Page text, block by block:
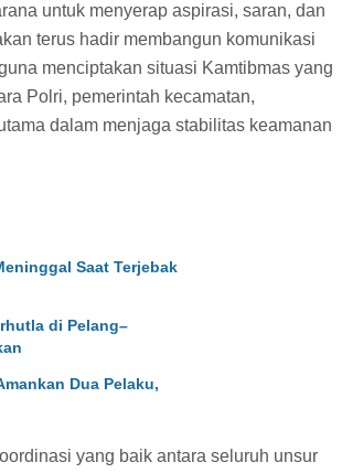
untuk menyerap aspirasi, saran, dan
terus hadir membangun komunikasi
menciptakan situasi Kamtibmas yang
Polri, pemerintah kecamatan,
dalam menjaga stabilitas keamanan
Saat Terjebak
di Pelang–
Dua Pelaku,
yang baik antara seluruh unsur